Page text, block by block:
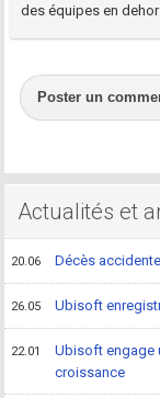
des équipes en
Poster un
Actualités et
20.06 Décès
26.05 Ubisoft
22.01
Ubisoft engage
croissance